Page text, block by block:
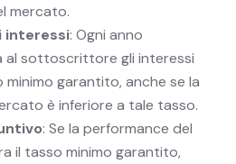
mercato.
interessi: Ogni anno
al sottoscrittore gli interessi
minimo garantito, anche se la
è inferiore a tale tasso.
: Se la performance del
il tasso minimo garantito,